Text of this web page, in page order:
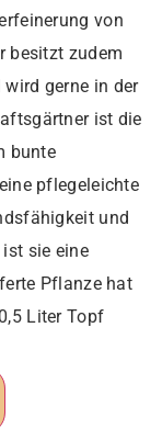
von
besitzt zudem
gerne in der
ist die
bunte
pflegeleichte
und
sie eine
Pflanze hat
Liter Topf